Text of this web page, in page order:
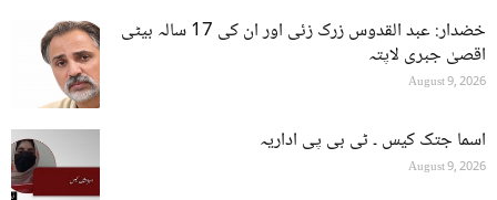
خضدار: عبد القدوس زرک زئی اور ان کی 17 سالہ بیٹی
اقصیٰ جبری لاپتہ
August 9, 2026
اسما جتک کیس ۔ ٹی بی پی اداریہ
August 9, 2026